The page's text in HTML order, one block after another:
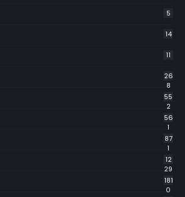
5
14
11
26
8
55
2
56
1
87
1
12
29
181
0